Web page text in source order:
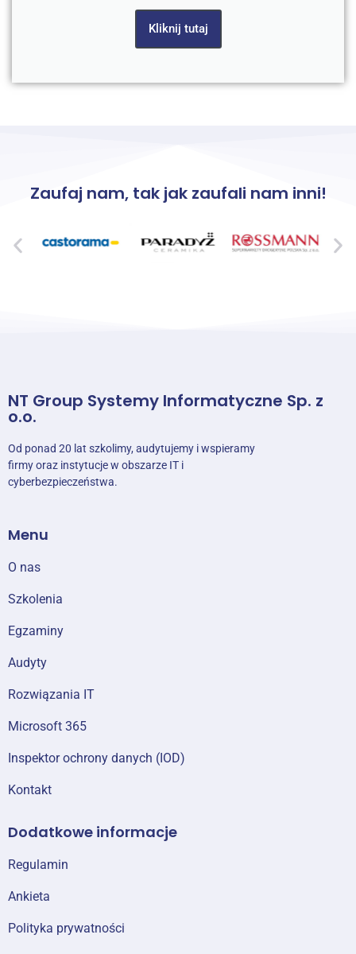
Kliknij tutaj
Zaufaj nam, tak jak zaufali nam inni!
NT Group Systemy Informatyczne Sp. z
o.o.
Od ponad 20 lat szkolimy, audytujemy i wspieramy
firmy oraz instytucje w obszarze IT i
cyberbezpieczeństwa.
Menu
O nas
Szkolenia
Egzaminy
Audyty
Rozwiązania IT
Microsoft 365
Inspektor ochrony danych (IOD)
Kontakt
Dodatkowe informacje
Regulamin
Ankieta
Polityka prywatności